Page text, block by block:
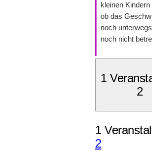
kleinen Kindern
ob das
noch
noch nicht
1
2
1
2